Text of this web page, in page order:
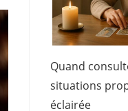
Quand
situations
éclairée